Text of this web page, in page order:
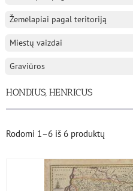
Žemėlapiai pagal teritoriją
Miestų vaizdai
Graviūros
HONDIUS, HENRICUS
Rodomi 1–6 iš 6 produktų